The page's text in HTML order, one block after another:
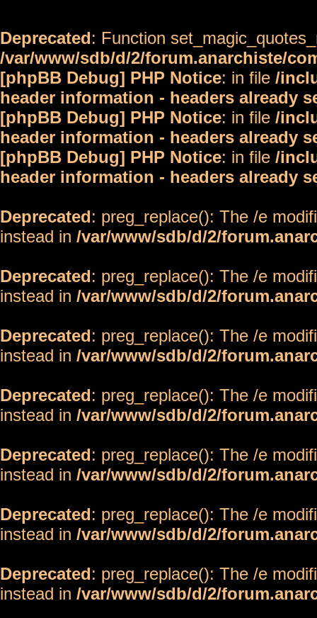
Deprecated: Function
/var/www/sdb/d/2/forum.anarchiste/
[phpBB Debug] PHP Notice: in file /
header information - headers already
[phpBB Debug] PHP Notice: in file /
header information - headers already
[phpBB Debug] PHP Notice: in file /
header information - headers already
Deprecated: preg_replace(): The /e
instead in /var/www/sdb/d/2/
Deprecated: preg_replace(): The /e
instead in /var/www/sdb/d/2/
Deprecated: preg_replace(): The /e
instead in /var/www/sdb/d/2/
Deprecated: preg_replace(): The /e
instead in /var/www/sdb/d/2/
Deprecated: preg_replace(): The /e
instead in /var/www/sdb/d/2/
Deprecated: preg_replace(): The /e
instead in /var/www/sdb/d/2/
Deprecated: preg_replace(): The /e
instead in /var/www/sdb/d/2/